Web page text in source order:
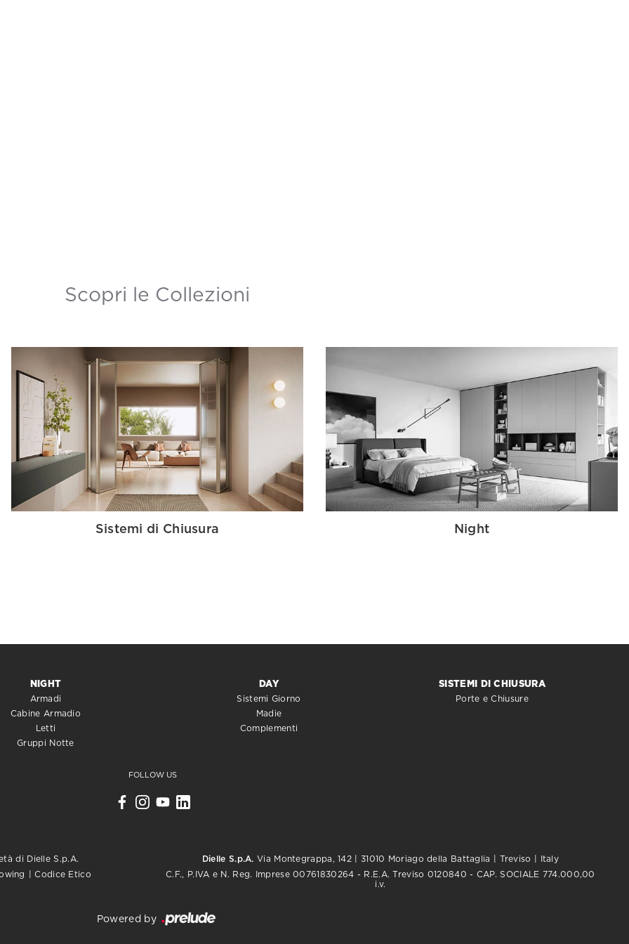
Scopri le Collezioni
Sistemi di Chiusura Night
NIGHT
Armadi
Cabine Armadio
Letti
Gruppi Notte
DAY
Sistemi Giorno
Madie
Complementi
SISTEMI DI CHIUSURA
Porte e Chiusure
FOLLOW US
di Dielle S.p.A.
|Codice Etico
Dielle S.p.A. Via Montegrappa, 142 | 31010 Moriago della Battaglia | Treviso | Italy
C.F., P.IVA e N. Reg. Imprese 00761830264 - R.E.A. Treviso 0120840 - CAP. SOCIALE 774.000,00
i.v.
Powered by